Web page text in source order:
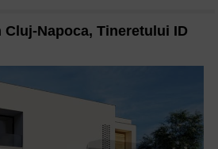
Cluj-Napoca, Tineretului ID